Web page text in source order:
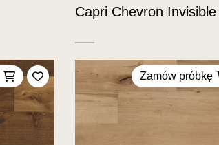
Capri Chevron Invisible
Dodaj do ulubionych
Zamów próbkę